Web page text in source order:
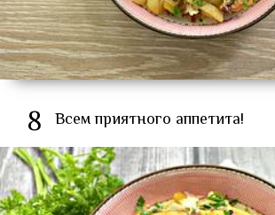
8 Всем приятного аппетита!